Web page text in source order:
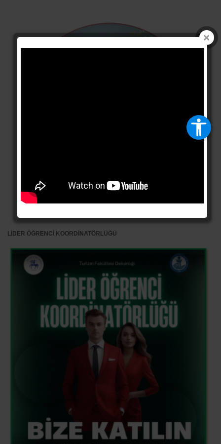
LİDER ÖĞRENCİ KOORDİNATÖRLÜĞÜ